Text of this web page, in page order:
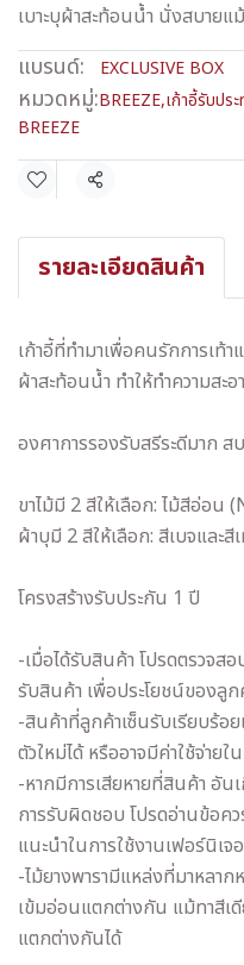
เบาะบุผ้าสะท้อนน้ำ นั่งสบาย
แบรนด์: EXCLUSIVE BOX
หมวดหมู่:BREEZE,เก้าอี้รับปร
BREEZE
แชร์
รายละเอียดสินค้า
เก้าอี้ที่ทำมาเพื่อคนรักการเท้
ผ้าสะท้อนน้ำ ทำให้ทำความสะอ
องศาการรองรับสรีระดีมาก
ขาไม้มี 2 สีให้เลือก: ไม้สีอ่อน
ผ้าบุมี 2 สีให้เลือก: สีเบจและสี
โครงสร้างรับประกัน 1 ปี
-เมื่อได้รับสินค้า โปรดตรวจส
รับสินค้า เพื่อประโยชน์ของลูก
-สินค้าที่ลูกค้าเซ็นรับเรียบร้อ
ตัวใหม่ได้ หรืออาจมีค่าใช้จ่ายใ
-หากมีการเสียหายที่สินค้า อัน
การรับผิดชอบ โปรดอ่านข้อค
แนะนำในการใช้งานเฟอร์นิเ
-ไม้ยางพารามีแหล่งที่มาหลาก
เข้มอ่อนแตกต่างกัน แม้ทาสีเ
แตกต่างกันได้